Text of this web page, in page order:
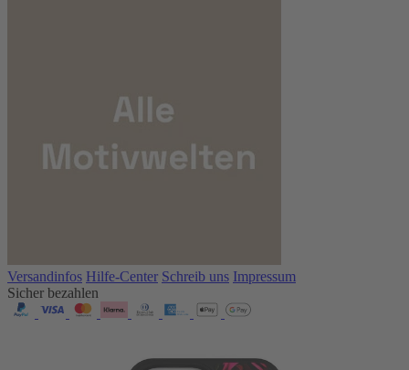
Versandinfos Hilfe-Center Schreib uns Impressum
Sicher bezahlen